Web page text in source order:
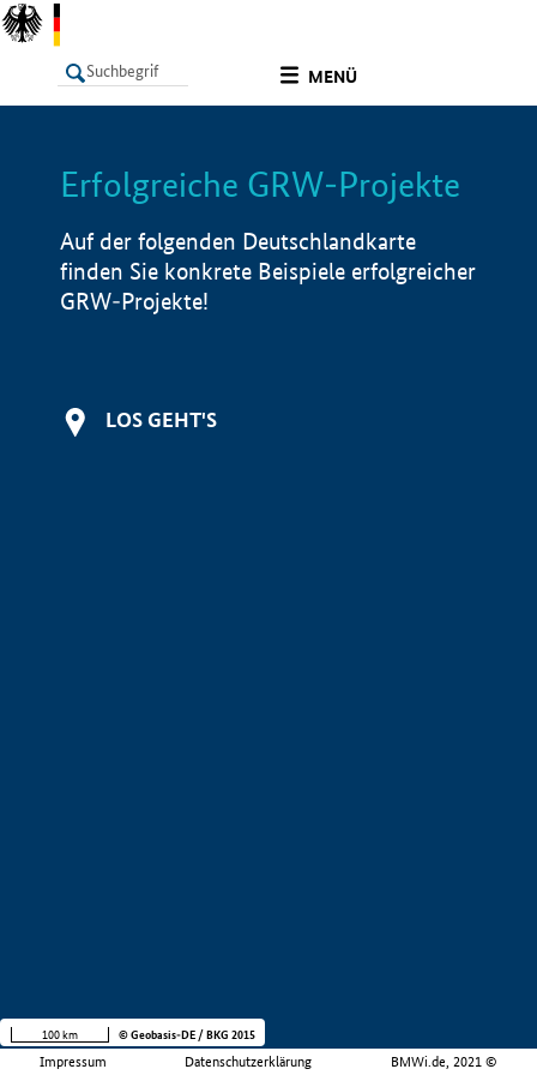
MENÜ
LISTE Info
Erfolgreiche GRW-Projekte
Auf der folgenden Deutschlandkarte
finden Sie konkrete Beispiele erfolgreicher
GRW-Projekte!
LOS GEHT'S
Impressum Datenschutzerklärung BMWi.de, 2021 ©
100 km © Geobasis-DE / BKG 2015